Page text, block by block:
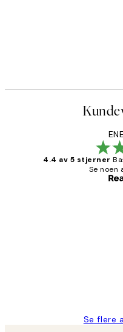
4.4 av 5 stjerner
Se noen
Se flere